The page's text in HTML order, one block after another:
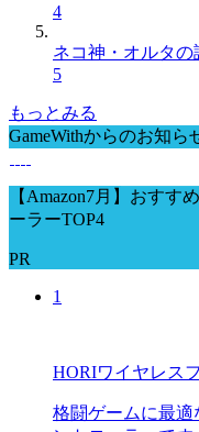
4
ネコ神・オルタ
5
もっとみる
GameWithからのお知ら
【Amazon7月】おすす
ーラーTOP4
PR
1
HORIワイヤレス
格闘ゲームに最適